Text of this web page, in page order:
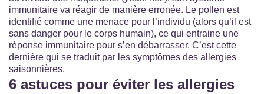
immunitaire va réagir de manière erronée. Le pollen est
identifié comme une menace pour l’individu (alors qu’il est
sans danger pour le corps humain), ce qui entraine une
réponse immunitaire pour s’en débarrasser. C’est cette
dernière qui se traduit par les symptômes des allergies
saisonnières.
6 astuces pour éviter les allergies